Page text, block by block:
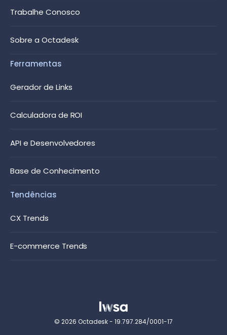
Trabalhe Conosco
Sobre a Octadesk
Ferramentas
Gerador de Links
Calculadora de ROI
API e Desenvolvedores
Base de Conhecimento
Tendências
CX Trends
E-commerce Trends
© 2026 Octadesk - 19.797.284/0001-17